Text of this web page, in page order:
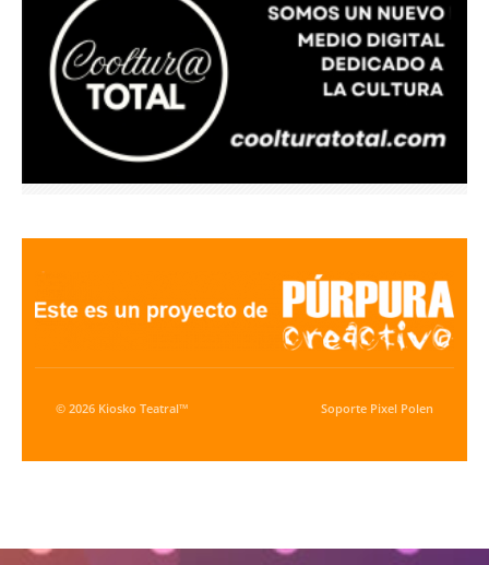
© 2026 Kiosko Teatral™ Soporte Pixel Polen